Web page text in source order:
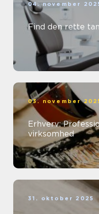
04. november
Find den rette
03. november
Erhverv:
virksomhed
31. oktober 2025